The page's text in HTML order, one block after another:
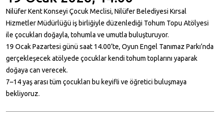
Nilüfer Kent Konseyi Çocuk Meclisi, Nilüfer Belediyesi Kırsal
Hizmetler Müdürlüğü iş birliğiyle düzenlediği Tohum Topu Atölyesi
ile çocukları doğayla, tohumla ve umutla buluşturuyor.
19 Ocak Pazartesi günü saat 14.00’te, Oyun Engel Tanımaz Parkı’nda
gerçekleşecek atölyede çocuklar kendi tohum toplarını yaparak
doğaya can verecek.
7–14 yaş arası tüm çocukları bu keyifli ve öğretici buluşmaya
bekliyoruz.